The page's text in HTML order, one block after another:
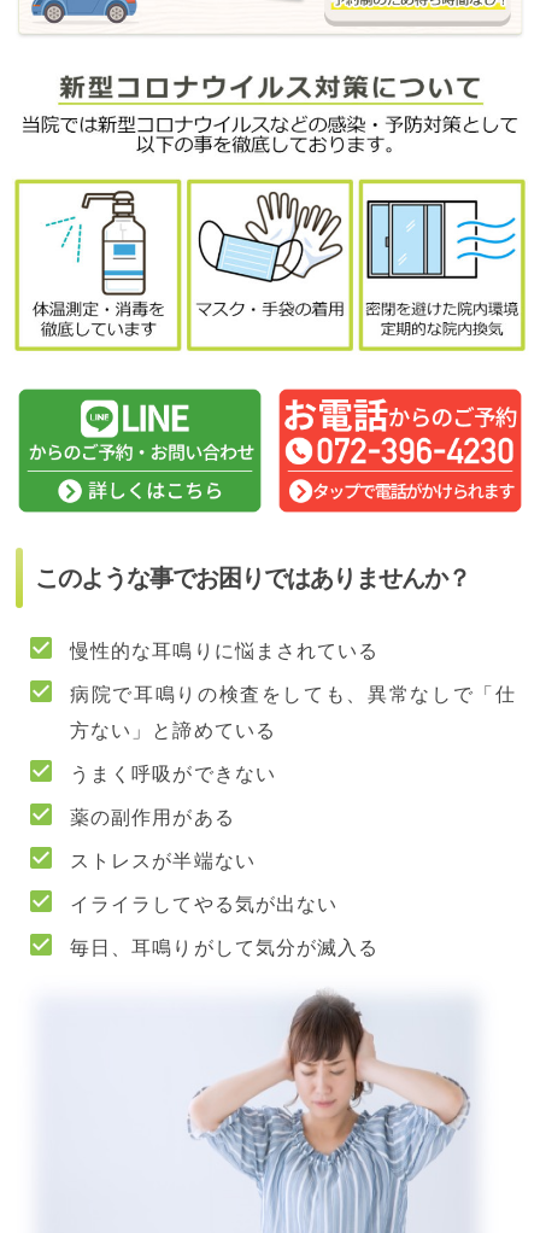
このような事でお困りではありませんか？
慢性的な耳鳴りに悩まされている
病院で耳鳴りの検査をしても、異常なしで「仕
方ない」と諦めている
うまく呼吸ができない
薬の副作用がある
ストレスが半端ない
イライラしてやる気が出ない
毎日、耳鳴りがして気分が滅入る